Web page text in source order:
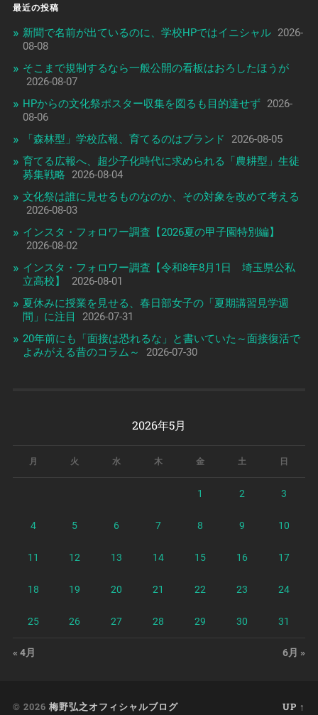
最近の投稿
新聞で名前が出ているのに、学校HPではイニシャル 2026-
08-08
そこまで規制するなら一般公開の看板はおろしたほうが
2026-08-07
HPからの文化祭ポスター収集を図るも目的達せず 2026-
08-06
「森林型」学校広報、育てるのはブランド
2026-08-05
育てる広報へ、超少子化時代に求められる「農耕型」生徒
募集戦略
2026-08-04
文化祭は誰に見せるものなのか、その対象を改めて考える
2026-08-03
インスタ・フォロワー調査【2026夏の甲子園特別編】
2026-08-02
インスタ・フォロワー調査【令和8年8月1日 埼玉県公私
立高校】
2026-08-01
夏休みに授業を見せる、春日部女子の「夏期講習見学週
間」に注目
2026-07-31
20年前にも「面接は恐れるな」と書いていた～面接復活で
よみがえる昔のコラム～
2026-07-30
2026年5月
月 火 水 木 金 土 日
1 2 3
4 5 6 7 8 9 10
11 12 13 14 15 16 17
18 19 20 21 22 23 24
25 26 27 28 29 30 31
« 4月 6月 »
© 2026 梅野弘之オフィシャルブログ UP ↑